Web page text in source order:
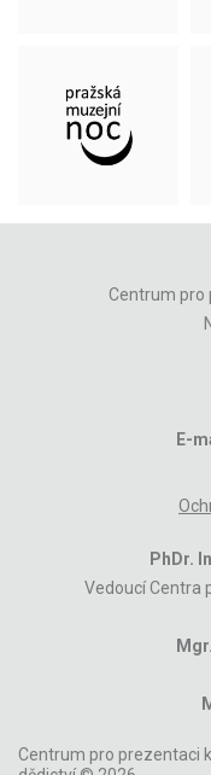
Centrum pro
E-
PhDr.
Vedoucí Centra
Centrum pro prezentaci